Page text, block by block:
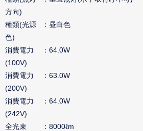
方向)
種類(光源
色)
昼白色
消費電力
(100V)
64.0W
消費電力
(200V)
63.0W
消費電力
(242V)
64.0W
全光束
8000ℓm